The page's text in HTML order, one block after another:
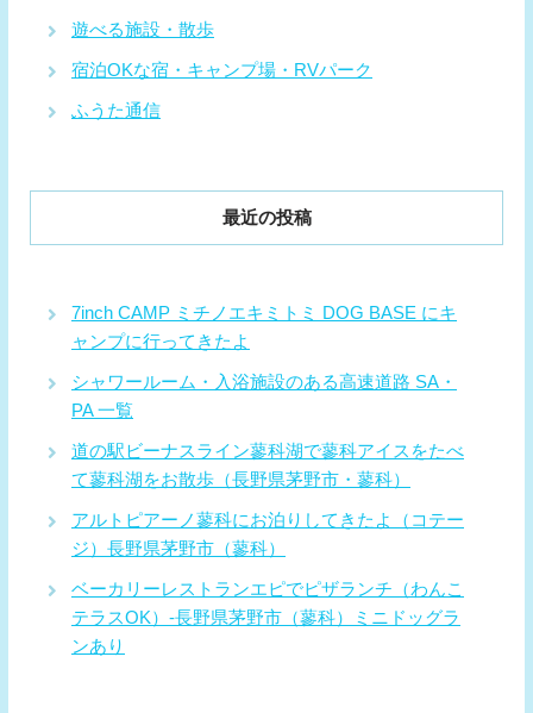
遊べる施設・散歩
宿泊OKな宿・キャンプ場・RVパーク
ふうた通信
最近の投稿
7inch CAMP ミチノエキミトミ DOG BASE にキ
ャンプに行ってきたよ
シャワールーム・入浴施設のある高速道路 SA・
PA 一覧
道の駅ビーナスライン蓼科湖で蓼科アイスをたべ
て蓼科湖をお散歩（長野県茅野市・蓼科）
アルトピアーノ蓼科にお泊りしてきたよ（コテー
ジ）長野県茅野市（蓼科）
ベーカリーレストランエピでピザランチ（わんこ
テラスOK）-長野県茅野市（蓼科）ミニドッグラ
ンあり